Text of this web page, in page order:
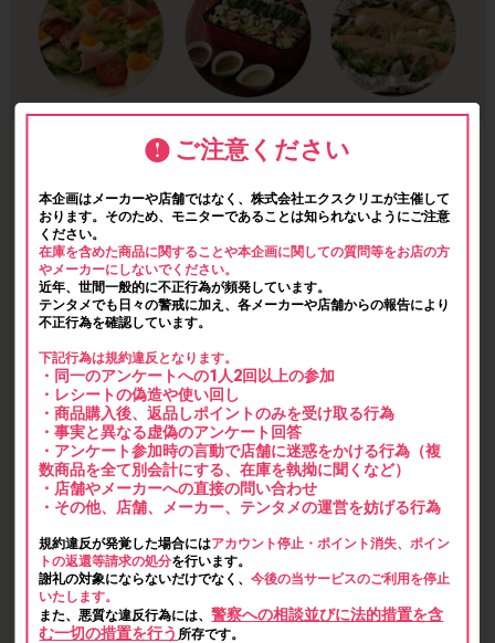
ご注意ください
本企画はメーカーや店舗ではなく、株式会社エクスクリエが主催して
おります。そのため、モニターであることは知られないようにご注意
ください。
在庫を含めた商品に関することや本企画に関しての質問等をお店の方
やメーカーにしないでください。
近年、世間一般的に不正行為が頻発しています。
テンタメでも日々の警戒に加え、各メーカーや店舗からの報告により
不正行為を確認しています。
下記行為は規約違反となります。
・同一のアンケートへの1人2回以上の参加
・レシートの偽造や使い回し
・商品購入後、返品しポイントのみを受け取る行為
・事実と異なる虚偽のアンケート回答
・アンケート参加時の言動で店舗に迷惑をかける行為（複
数商品を全て別会計にする、在庫を執拗に聞くなど）
・店舗やメーカーへの直接の問い合わせ
・その他、店舗、メーカー、テンタメの運営を妨げる行為
規約違反が発覚した場合にはアカウント停止・ポイント消失、ポイン
トの返還等請求の処分を行います。
謝礼の対象にならないだけでなく、今後の当サービスのご利用を停止
いたします。
また、悪質な違反行為には、警察への相談並びに法的措置を含
む一切の措置を行う 所存です。